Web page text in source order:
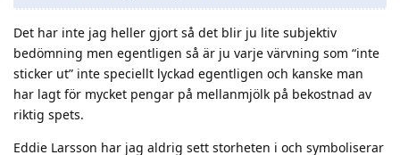
Det har inte jag heller gjort så det blir ju lite subjektiv
bedömning men egentligen så är ju varje värvning som “inte
sticker ut” inte speciellt lyckad egentligen och kanske man
har lagt för mycket pengar på mellanmjölk på bekostnad av
riktig spets.
Eddie Larsson har jag aldrig sett storheten i och symboliserar